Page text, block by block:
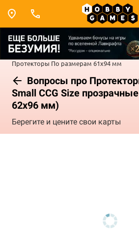
Протекторы По размерам 61x94 мм
Вопросы про
Small CCG Size
62x96 мм)
Берегите и цените свои карты